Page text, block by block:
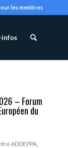
les membres
infos
– Forum
du
ADDEPPA,